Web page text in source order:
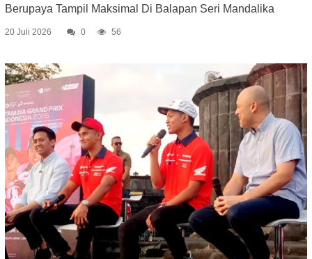
Berupaya Tampil Maksimal Di Balapan Seri Mandalika
20 Juli 2026 0 56